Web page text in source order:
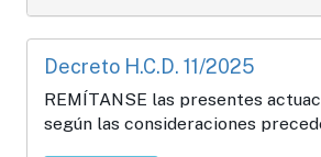
Decreto H.C.D. 11/2025
REMÍTANSE las presentes
según las consideraciones